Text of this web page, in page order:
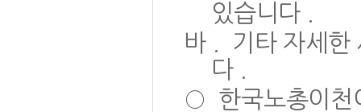
있습니다
바
기타 자세한
다
○
한국노총이